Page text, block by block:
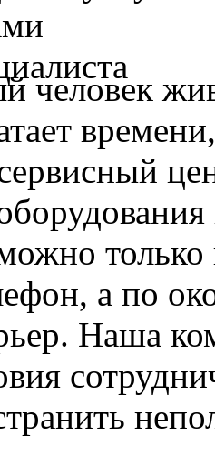
человек
а по
Наша